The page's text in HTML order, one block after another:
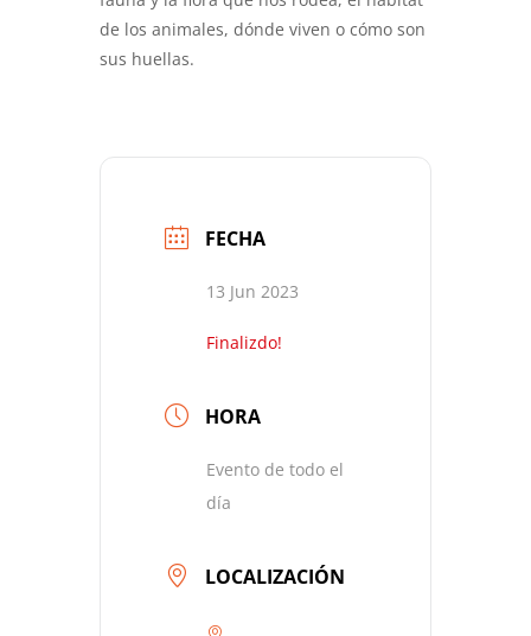
de los animales, dónde viven o cómo son
sus huellas.
FECHA
13 Jun 2023
Finalizdo!
HORA
Evento de todo el
día
LOCALIZACIÓN